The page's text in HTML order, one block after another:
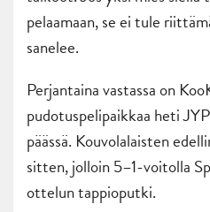
pelaamaan, se ei tule
sanelee.
Perjantaina vastassa on
pudotuspelipaikkaa heti
päässä. Kouvolalaisten
sitten, jolloin 5–1-voitolla
ottelun tappioputki.